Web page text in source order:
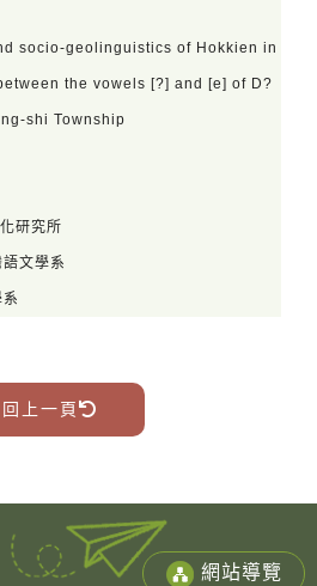
socio-geolinguistics of Hokkien in
the vowels [?] and [e] of D?
shi Township
研究所
文學系
回上一頁
網站導覽